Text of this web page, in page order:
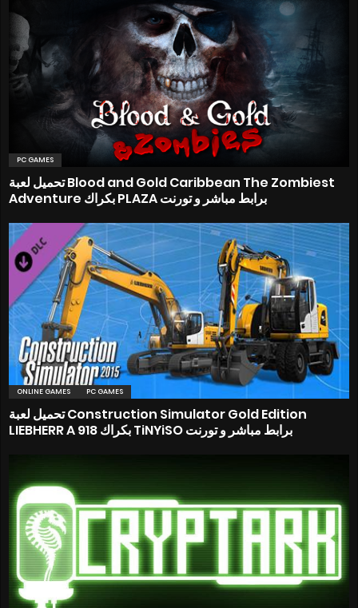
PC GAMES
تحميل لعبة Blood and Gold Caribbean The Zombiest
Adventure بكراك PLAZA برابط مباشر و تورنت
ONLINE GAMES PC GAMES
تحميل لعبة Construction Simulator Gold Edition
LIEBHERR A 918 بكراك TiNYiSO برابط مباشر و تورنت